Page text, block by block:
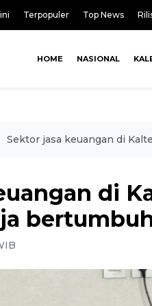
Terpopuler Top News
HOME NASIONAL
Sektor jasa keuangan di
di